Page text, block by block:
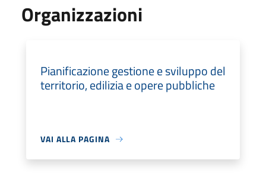
Organizzazioni
Pianificazione gestione e sviluppo del
territorio, edilizia e opere pubbliche
VAI ALLA PAGINA